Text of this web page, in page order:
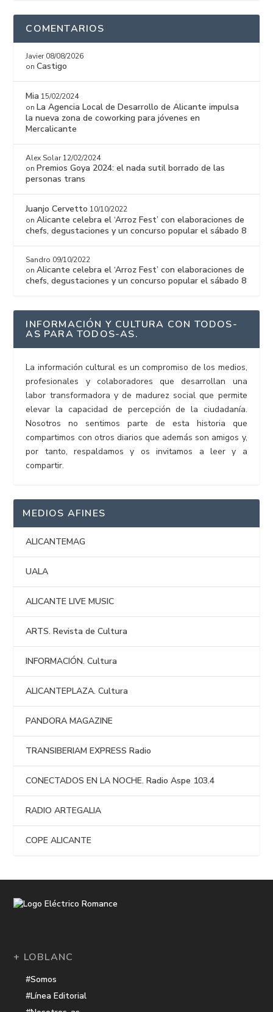
COMENTARIOS
Javier 08/08/2026
onCastigo
Mia 15/02/2024
on La Agencia Local de Desarrollo de Alicante impulsa
la nueva zona de coworking para jóvenes en
Mercalicante
Alex Solar 12/02/2024
on Premios Goya 2024: el nada sutil borrado de las
personas trans
Juanjo Cervetto 10/10/2022
onAlicante celebra el ‘Arroz Fest’ con elaboraciones de
chefs, degustaciones y un concurso popular el sábado 8
Sandro 09/10/2022
onAlicante celebra el ‘Arroz Fest’ con elaboraciones de
chefs, degustaciones y un concurso popular el sábado 8
INFORMACIÓN Y CULTURA CON TODOS-
AS PARA TODOS-AS.
La información cultural es un compromiso de los medios,
profesionales y colaboradores que desarrollan una
labor transformadora y de madurez social que permite
elevar la capacidad de percepción de la ciudadanía.
Nosotros no sentimos parte de esta historia que
compartimos con otros diarios que además son amigos y,
por tanto, respaldamos y os invitamos a leer y a
compartir.
MEDIOS AFINES
ALICANTEMAG
UALA
ALICANTE LIVE MUSIC
ARTS. Revista de Cultura
INFORMACIÓN. Cultura
ALICANTEPLAZA. Cultura
PANDORA MAGAZINE
TRANSIBERIAM EXPRESS Radio
CONECTADOS EN LA NOCHE. Radio Aspe 103.4
RADIO ARTEGALIA
COPE ALICANTE
+ LOBLANC
#Somos
#Línea Editorial